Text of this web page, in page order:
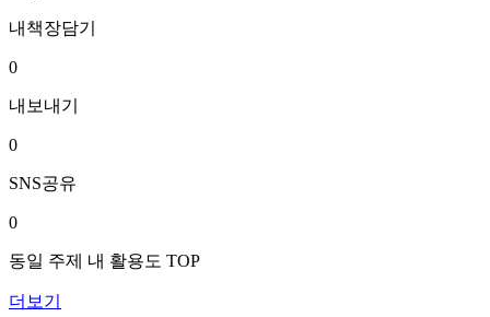
내책장담기
0
내보내기
0
SNS공유
0
동일 주제 내 활용도 TOP
더보기